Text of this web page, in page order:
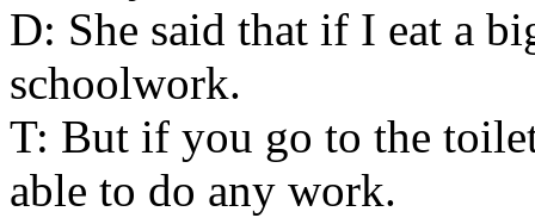
D: She said that if I eat a
schoolwork.
T: But if you go to the
able to do any work.